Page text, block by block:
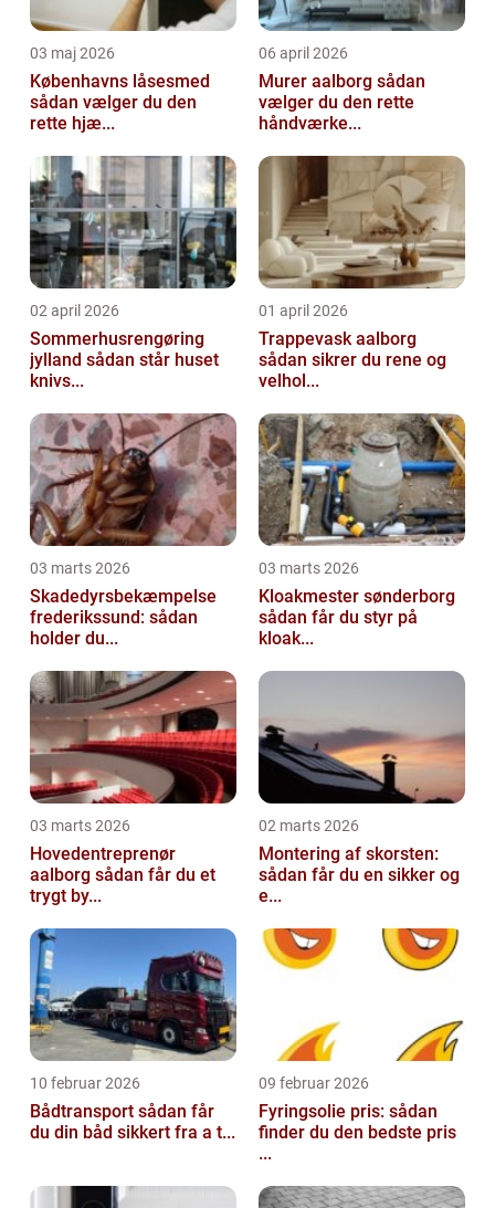
03 maj 2026
Københavns låsesmed
sådan vælger du den
rette hjæ...
06 april 2026
Murer aalborg sådan
vælger du den rette
håndværke...
02 april 2026
Sommerhusrengøring
jylland sådan står huset
knivs...
01 april 2026
Trappevask aalborg
sådan sikrer du rene og
velhol...
03 marts 2026
Skadedyrsbekæmpelse
frederikssund: sådan
holder du...
03 marts 2026
Kloakmester sønderborg
sådan får du styr på
kloak...
03 marts 2026
Hovedentreprenør
aalborg sådan får du et
trygt by...
02 marts 2026
Montering af skorsten:
sådan får du en sikker og
e...
10 februar 2026
Bådtransport sådan får
du din båd sikkert fra a t...
09 februar 2026
Fyringsolie pris: sådan
finder du den bedste pris
...